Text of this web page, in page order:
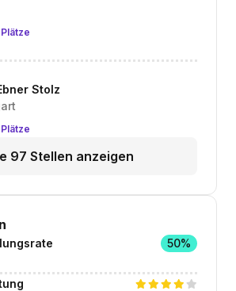
Stolz
97 Stellen anzeigen
50%